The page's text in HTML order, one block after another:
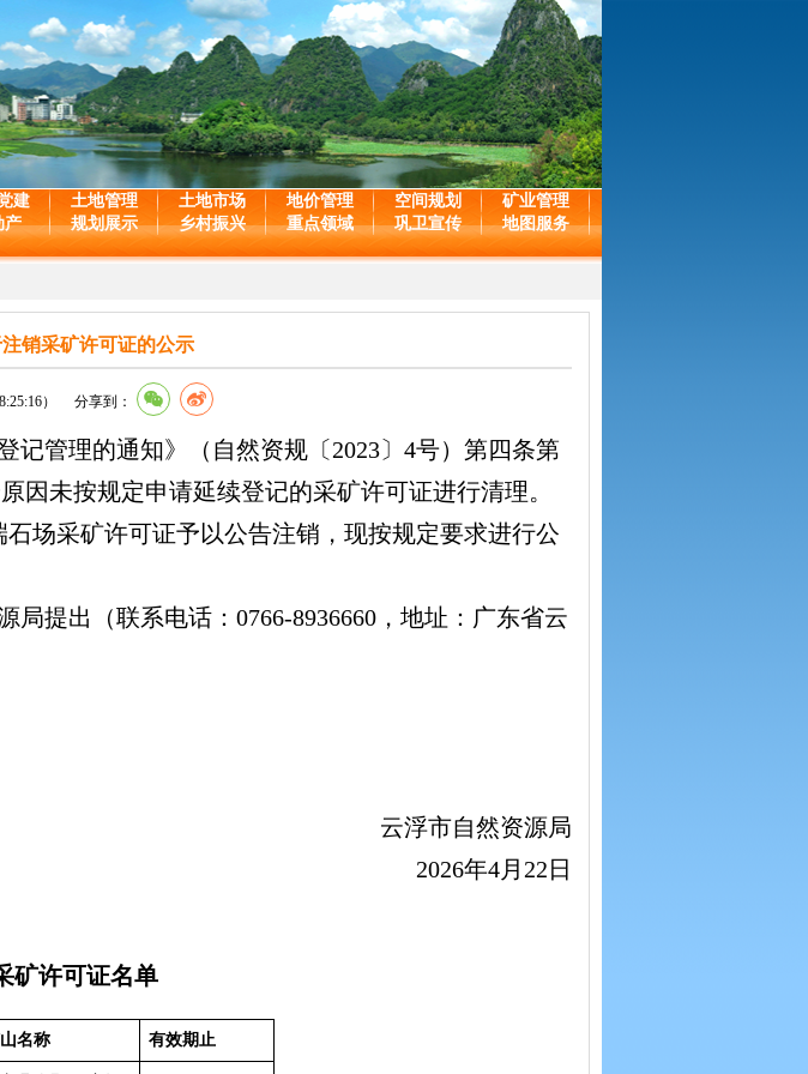
建 土地管理 土地市场 地价管理 空间规划
矿业管理
产 规划展示 乡村振兴 重点领域 巩卫宣传 地图服务
销采矿许可证的公示
） 分享到：
管理的通知》（自然资规〔2023〕4号）第四条第
因未按规定申请延续登记的采矿许可证进行清理。
场采矿许可证予以公告注销，现按规定要求进行公
提出（联系电话：0766-8936660，地址：广东省云
云浮市自然资源局
2026年4月22日
矿许可证名单
名称 有效期止